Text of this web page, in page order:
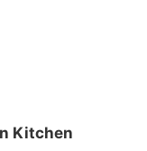
Kitchen